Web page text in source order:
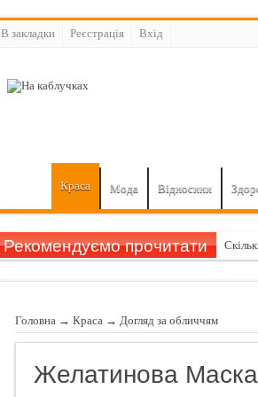
В закладки Реєстрація Вхiд
Краса Мода Відносини
Рекомендуємо прочитати
Free
Кола
Головна → Краса → Догляд за обличчям
Желатинова